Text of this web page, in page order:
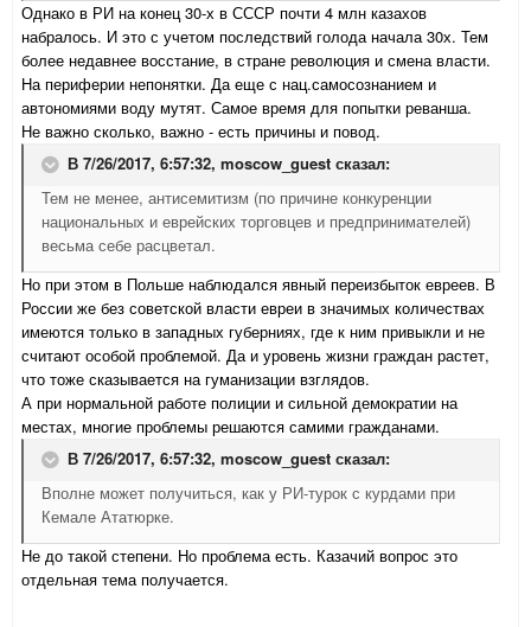
Однако в РИ на конец 30-х в СССР почти 4 млн казахов
набралось. И это с учетом последствий голода начала 30х. Тем
более недавнее восстание, в стране революция и смена власти.
На периферии непонятки. Да еще с нац.самосознанием и
автономиями воду мутят. Самое время для попытки реванша.
Не важно сколько, важно - есть причины и повод.
В 7/26/2017, 6:57:32, moscow_guest сказал:
Тем не менее, антисемитизм (по причине конкуренции
национальных и еврейских торговцев и предпринимателей)
весьма себе расцветал.
Но при этом в Польше наблюдался явный переизбыток евреев. В
России же без советской власти евреи в значимых количествах
имеются только в западных губерниях, где к ним привыкли и не
считают особой проблемой. Да и уровень жизни граждан растет,
что тоже сказывается на гуманизации взглядов.
А при нормальной работе полиции и сильной демократии на
местах, многие проблемы решаются самими гражданами.
В 7/26/2017, 6:57:32, moscow_guest сказал:
Вполне может получиться, как у РИ-турок с курдами при
Кемале Ататюрке.
Не до такой степени. Но проблема есть. Казачий вопрос это
отдельная тема получается.